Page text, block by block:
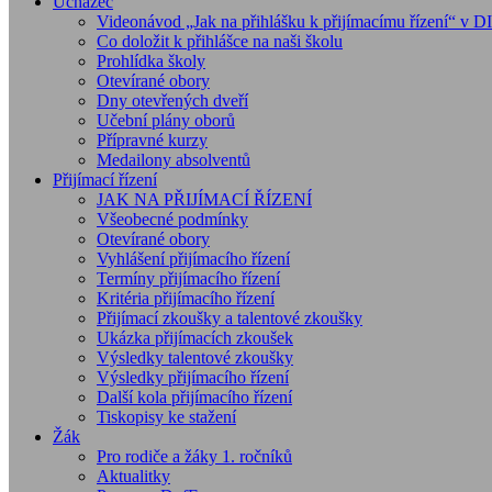
Videonávod „Jak na přihlášku k přijímacímu řízení“ v
Co doložit k přihlášce na naši školu
Prohlídka školy
Otevírané obory
Dny otevřených dveří
Učební plány oborů
Přípravné kurzy
Medailony absolventů
Přijímací řízení
JAK NA PŘIJÍMACÍ ŘÍZENÍ
Všeobecné podmínky
Otevírané obory
Vyhlášení přijímacího řízení
Termíny přijímacího řízení
Kritéria přijímacího řízení
Přijímací zkoušky a talentové zkoušky
Ukázka přijímacích zkoušek
Výsledky talentové zkoušky
Výsledky přijímacího řízení
Další kola přijímacího řízení
Tiskopisy ke stažení
Žák
Pro rodiče a žáky 1. ročníků
Aktualitky